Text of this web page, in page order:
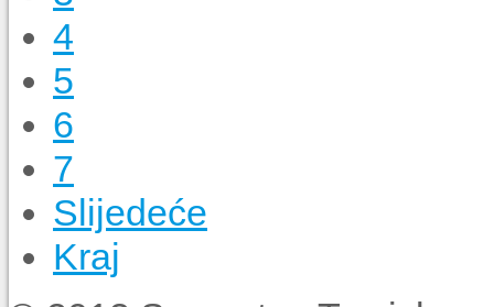
4
5
6
7
Slijedeće
Kraj